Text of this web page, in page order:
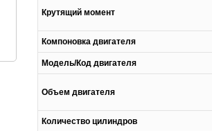
Крутящий момент
Компоновка двигателя
Модель/Код двигателя
Объем двигателя
Количество цилиндров